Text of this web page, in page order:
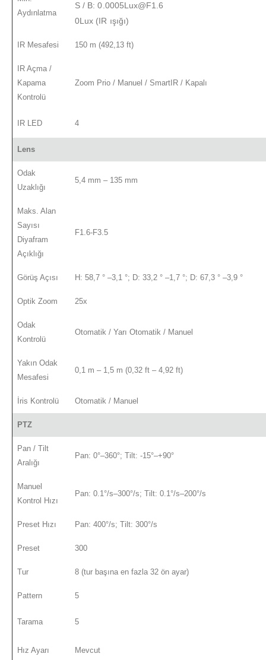
Aydınlatma
S / B: 0.0005Lux@F1.6
0Lux (IR ışığı)
IR Mesafesi 150 m (492,13 ft)
IR Açma /
Kapama
Kontrolü
Zoom Prio / Manuel / SmartIR / Kapalı
IR LED 4
Lens
Odak
Uzaklığı
5,4 mm – 135 mm
Maks. Alan
Sayısı
Diyafram
Açıklığı
F1.6-F3.5
Görüş Açısı H: 58,7 ° –3,1 °; D: 33,2 ° –1,7 °; D: 67,3 ° –3,9 °
Optik Zoom 25x
Odak
Kontrolü
Otomatik / Yarı Otomatik / Manuel
Yakın Odak
Mesafesi
0,1 m – 1,5 m (0,32 ft – 4,92 ft)
İris Kontrolü Otomatik / Manuel
PTZ
Pan / Tilt
Aralığı
Pan: 0°–360°; Tilt: -15°–+90°
Manuel
Kontrol Hızı
Pan: 0.1°/s–300°/s; Tilt: 0.1°/s–200°/s
Preset Hızı Pan: 400°/s; Tilt: 300°/s
Preset 300
Tur 8 (tur başına en fazla 32 ön ayar)
Pattern 5
Tarama 5
Hız Ayarı Mevcut